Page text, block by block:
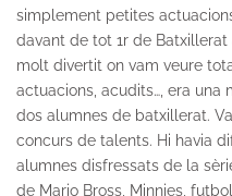
simplement petites
davant de tot 1r de Batxillerat
molt divertit on vam veure
actuacions, acudits…, era
dos alumnes de batxillerat.
concurs de talents. Hi havia
alumnes disfressats de la
de Mario Bross, Minnies,